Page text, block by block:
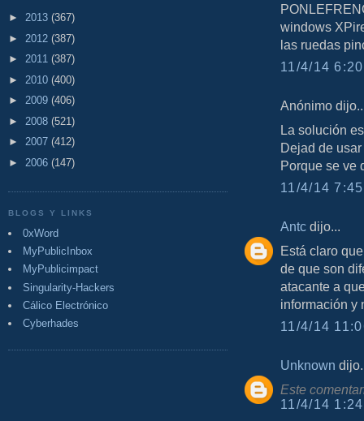
► 2013 (367)
► 2012 (387)
► 2011 (387)
► 2010 (400)
► 2009 (406)
► 2008 (521)
► 2007 (412)
► 2006 (147)
BLOGS Y LINKS
0xWord
MyPublicInbox
MyPublicimpact
Singularity-Hackers
Cálico Electrónico
Cyberhades
windows
las ruedas
11/4/14
Anónimo
La solución
Dejad de
Porque se ve
11/4/14
Antc dijo...
Está claro
de que son
atacante a
información y
11/4/14
Unknown
Este
11/4/14